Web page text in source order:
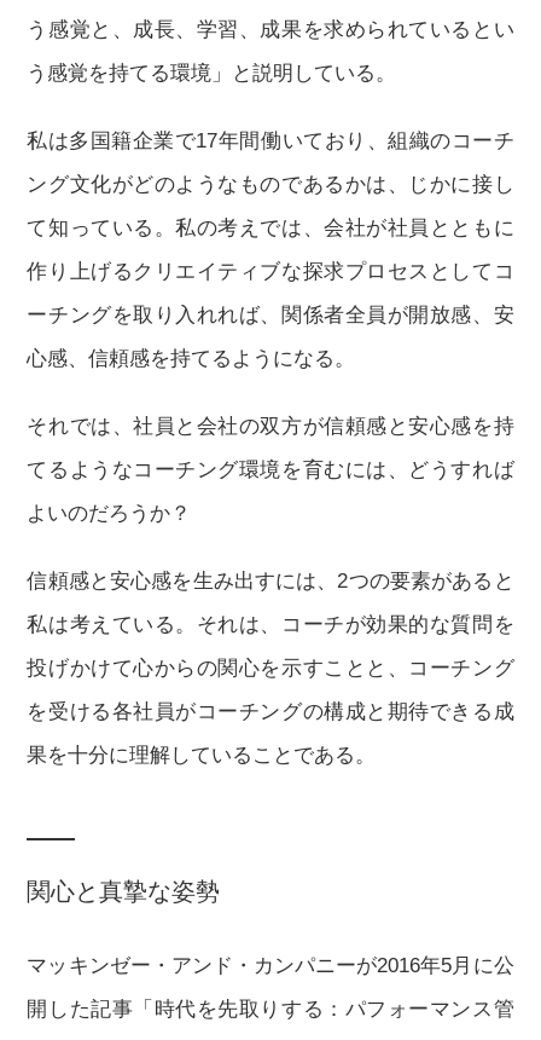
う感覚と、成長、学習、成果を求められているとい
う感覚を持てる環境」と説明している。
私は多国籍企業で17年間働いており、組織のコーチ
ング文化がどのようなものであるかは、じかに接し
て知っている。私の考えでは、会社が社員とともに
作り上げるクリエイティブな探求プロセスとしてコ
ーチングを取り入れれば、関係者全員が開放感、安
心感、信頼感を持てるようになる。
それでは、社員と会社の双方が信頼感と安心感を持
てるようなコーチング環境を育むには、どうすれば
よいのだろうか？
信頼感と安心感を生み出すには、2つの要素があると
私は考えている。それは、コーチが効果的な質問を
投げかけて心からの関心を示すことと、コーチング
を受ける各社員がコーチングの構成と期待できる成
果を十分に理解していることである。
関心と真摯な姿勢
マッキンゼー・アンド・カンパニーが2016年5月に公
開した記事「時代を先取りする：パフォーマンス管